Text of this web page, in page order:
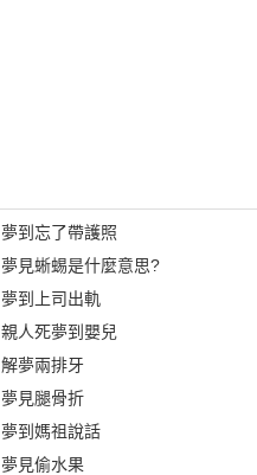
夢到忘了帶護照
夢見蜥蜴是什麼意思?
夢到上司出軌
親人死夢到嬰兒
解夢兩排牙
夢見腿骨折
夢到媽祖說話
夢見偷水果